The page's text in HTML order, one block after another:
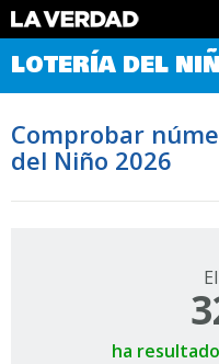
Comprobar Loteria del Niño
Premios
Noticias
Datos
Historia
LOTERÍA DEL
Comprobar
del Niño 2026
ha